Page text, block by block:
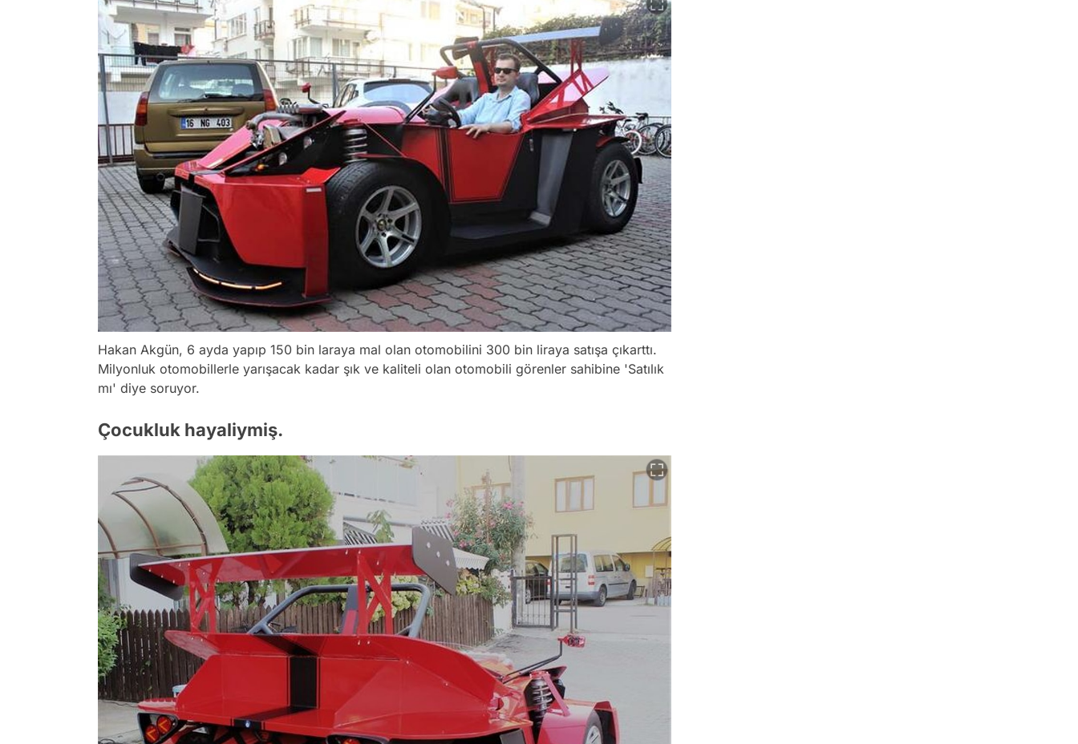
Hakan Akgün, 6 ayda yapıp 150 bin laraya mal olan otomobilini 300 bin liraya satışa çıkarttı.
Milyonluk otomobillerle yarışacak kadar şık ve kaliteli olan otomobili görenler sahibine 'Satılık
mı' diye soruyor.
Çocukluk hayaliymiş.